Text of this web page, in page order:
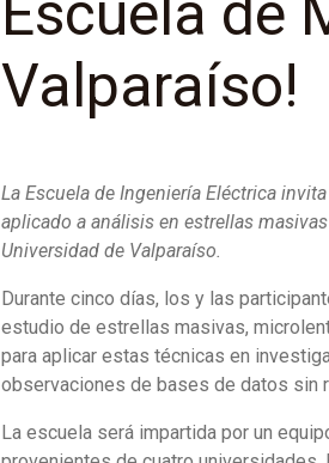
Escuela de
Valparaíso!
La Escuela de Ingeniería Eléctrica
aplicado a análisis en estrellas
Universidad de Valparaíso.
Durante cinco días, los y las
estudio de estrellas masivas,
para aplicar estas técnicas en
observaciones de bases de datos sin
La escuela será impartida por un